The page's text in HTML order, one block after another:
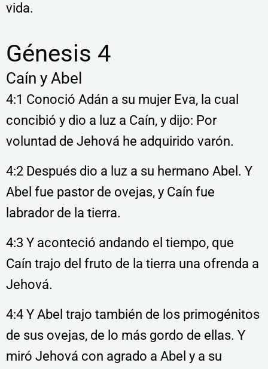
vida.
Génesis 4
Caín y Abel
4:1 Conoció Adán a su mujer Eva, la cual
concibió y dio a luz a Caín, y dijo: Por
voluntad de Jehová he adquirido varón.
4:2 Después dio a luz a su hermano Abel. Y
Abel fue pastor de ovejas, y Caín fue
labrador de la tierra.
4:3 Y aconteció andando el tiempo, que
Caín trajo del fruto de la tierra una ofrenda a
Jehová.
4:4 Y Abel trajo también de los primogénitos
de sus ovejas, de lo más gordo de ellas. Y
miró Jehová con agrado a Abel y a su